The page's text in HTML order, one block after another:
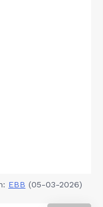
EBB (05-03-2026)